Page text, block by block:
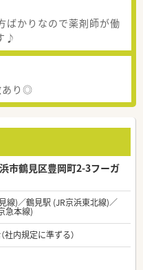
ばかりなので薬剤師が働
♪
あり◎
市鶴見区豊岡町2-3フーガ
線)／鶴見駅 (JR京浜東北線)／
急本線)
社内規定に準ずる）